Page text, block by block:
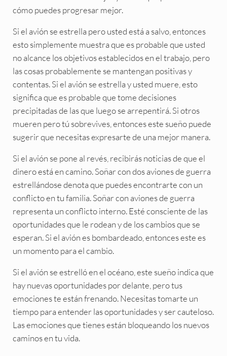
cómo puedes progresar mejor.
Si el avión se estrella pero usted está a salvo, entonces
esto simplemente muestra que es probable que usted
no alcance los objetivos establecidos en el trabajo, pero
las cosas probablemente se mantengan positivas y
contentas. Si el avión se estrella y usted muere, esto
significa que es probable que tome decisiones
precipitadas de las que luego se arrepentirá. Si otros
mueren pero tú sobrevives, entonces este sueño puede
sugerir que necesitas expresarte de una mejor manera.
Si el avión se pone al revés, recibirás noticias de que el
dinero está en camino. Soñar con dos aviones de guerra
estrellándose denota que puedes encontrarte con un
conflicto en tu familia. Soñar con aviones de guerra
representa un conflicto interno. Esté consciente de las
oportunidades que le rodean y de los cambios que se
esperan. Si el avión es bombardeado, entonces este es
un momento para el cambio.
Si el avión se estrelló en el océano, este sueño indica que
hay nuevas oportunidades por delante, pero tus
emociones te están frenando. Necesitas tomarte un
tiempo para entender las oportunidades y ser cauteloso.
Las emociones que tienes están bloqueando los nuevos
caminos en tu vida.